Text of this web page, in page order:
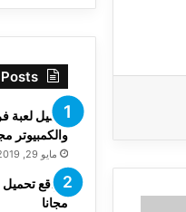
والكمبيوتر
مايو 29, 2019
مواقع تحميل
مجانا